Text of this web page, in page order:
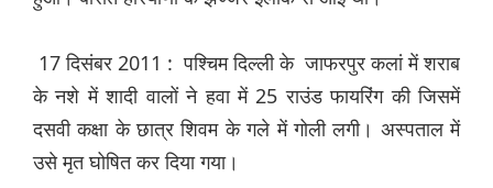
17 दिसंबर 2011 : पश्चिम दिल्ली के जाफरपुर कलां में शराब
के नशे में शादी वालों ने हवा में 25 राउंड फायरिंग की जिसमें
दसवी कक्षा के छात्र शिवम के गले में गोली लगी। अस्पताल में
उसे मृत घोषित कर दिया गया।